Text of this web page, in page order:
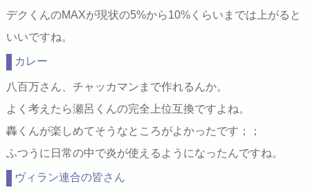
デクくんのMAXが現状の5%から10%くらいまでは上がると
いいですね。
カレー
八百万さん、チャッカマンまで作れるんか。
よく考えたら瀬呂くんの完全上位互換ですよね。
轟くんが楽しめてそうなところがよかったです；；
ふつうに日常の中で炎が使えるようになったんですね。
ヴィラン連合の皆さん